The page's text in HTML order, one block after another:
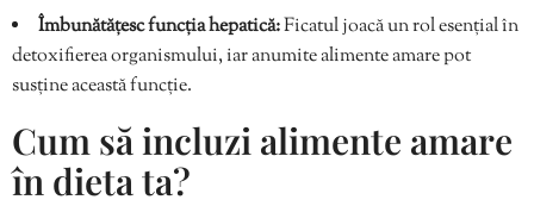
Îmbunătățesc funcția hepatică:Ficatul joacă un rol esențial în
detoxifierea organismului, iar anumite alimente amare pot
susține această funcție.
Cum să incluzi alimente amare
în dieta ta?